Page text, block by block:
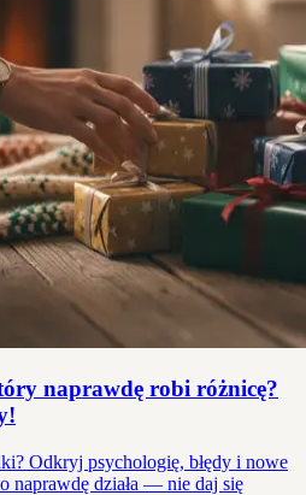
naprawdę robi różnicę?
Odkryj psychologię, błędy i nowe
naprawdę działa — nie daj się